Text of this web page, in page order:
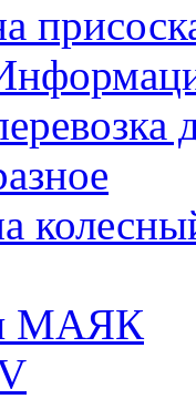
МАЯК